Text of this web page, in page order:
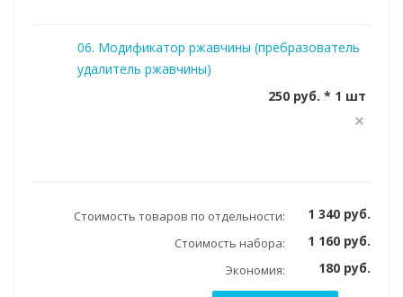
06. Модификатор ржавчины (пребразователь
удалитель ржавчины)
250 руб. * 1 шт
Стоимость товаров по отдельности: 1 340 руб.
Стоимость набора: 1 160 руб.
Экономия: 180 руб.